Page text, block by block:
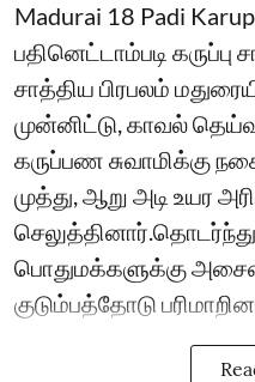
Madurai 18 Padi
பதினெட்டாம்படி கருப்பு
சாத்திய பிரபலம்
முன்னிட்டு, காவல்
கருப்பண சுவாமிக்கு
முத்து, ஆறு அடி உயர
பொதுமக்களுக்கு
குடும்பத்தோடு